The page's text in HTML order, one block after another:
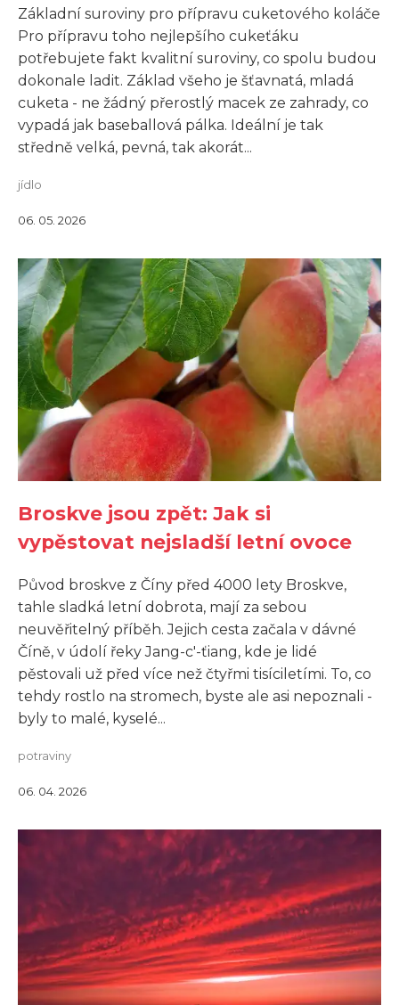
Základní suroviny pro přípravu cuketového koláče
Pro přípravu toho nejlepšího cukeťáku
potřebujete fakt kvalitní suroviny, co spolu budou
dokonale ladit. Základ všeho je šťavnatá, mladá
cuketa - ne žádný přerostlý macek ze zahrady, co
vypadá jak baseballová pálka. Ideální je tak
středně velká, pevná, tak akorát...
jídlo
06. 05. 2026
Broskve jsou zpět: Jak si
vypěstovat nejsladší letní ovoce
Původ broskve z Číny před 4000 lety Broskve,
tahle sladká letní dobrota, mají za sebou
neuvěřitelný příběh. Jejich cesta začala v dávné
Číně, v údolí řeky Jang-c'-ťiang, kde je lidé
pěstovali už před více než čtyřmi tisíciletími. To, co
tehdy rostlo na stromech, byste ale asi nepoznali -
byly to malé, kyselé...
potraviny
06. 04. 2026